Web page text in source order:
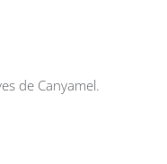
de Canyamel.